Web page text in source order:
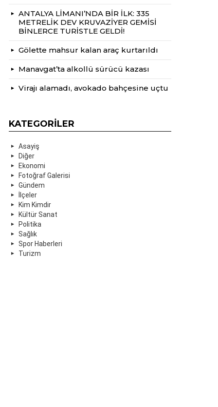
ANTALYA LİMANI’NDA BİR İLK: 335
METRELİK DEV KRUVAZİYER GEMİSİ
BİNLERCE TURİSTLE GELDİ!
Gölette mahsur kalan araç kurtarıldı
Manavgat’ta alkollü sürücü kazası
Virajı alamadı, avokado bahçesine uçtu
KATEGORILER
Asayiş
Diğer
Ekonomi
Fotoğraf Galerisi
Gündem
İlçeler
Kim Kimdir
Kültür Sanat
Politika
Sağlık
Spor Haberleri
Turizm